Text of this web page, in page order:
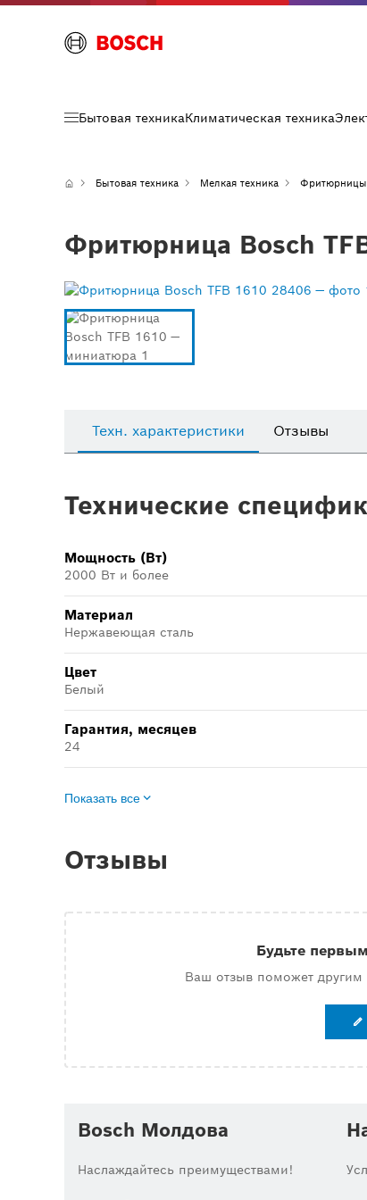
Бытовая техникаКлиматическая техника
Бытовая техника Мелкая техника
Фритюрница Bosch
Техн. характеристики Отзывы
Технические
Мощность (Вт)
2000 Вт и более
Материал
Нержавеющая сталь
Цвет
Белый
Гарантия, месяцев
24
Показать все
Отзывы
Будьте
Ваш отзыв поможет другим
Bosch Молдова
Наслаждайтесь преимуществами!